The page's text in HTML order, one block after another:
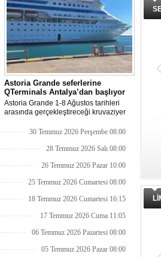
Astoria Grande seferlerine
QTerminals Antalya’dan başlıyor
Astoria Grande 1-8 Ağustos tarihleri
arasında gerçekleştireceği kruvaziyer
başlayacak. Şirket rotayı Rus denizcilik
kesiminde seyrüsefer güvenliğine ilişkin
30 Temmuz 2026 Perşembe 08:00
28 Temmuz 2026 Salı 08:00
26 Temmuz 2026 Pazar 10:00
25 Temmuz 2026 Cumartesi 08:00
18 Temmuz 2026 Cumartesi 16:15
17 Temmuz 2026 Cuma 11:05
06 Temmuz 2026 Pazartesi 08:00
05 Temmuz 2026 Pazar 08:00